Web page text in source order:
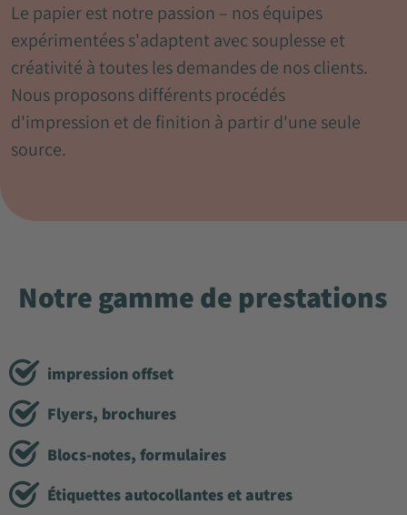
Le papier est notre passion – nos équipes
expérimentées s'adaptent avec souplesse et
créativité à toutes les demandes de nos clients.
Nous proposons différents procédés
d'impression et de finition à partir d'une seule
source.
Notre gamme de prestations
impression offset
Flyers, brochures
Blocs-notes, formulaires
Étiquettes autocollantes et autres